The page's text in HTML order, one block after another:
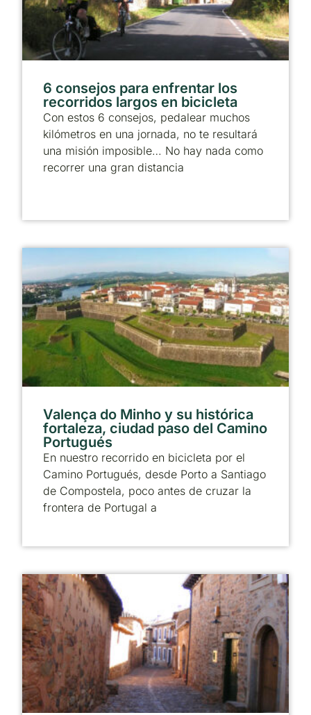
6 consejos para enfrentar los
recorridos largos en bicicleta
Con estos 6 consejos, pedalear muchos
kilómetros en una jornada, no te resultará
una misión imposible… No hay nada como
recorrer una gran distancia
Valença do Minho y su histórica
fortaleza, ciudad paso del Camino
Portugués
En nuestro recorrido en bicicleta por el
Camino Portugués, desde Porto a Santiago
de Compostela, poco antes de cruzar la
frontera de Portugal a